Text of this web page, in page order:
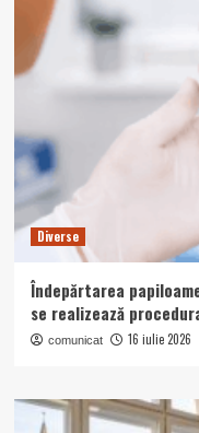
Diverse
Îndepărtarea
se realizează
comunicat 16 iulie 2026